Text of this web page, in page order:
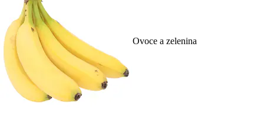
Ovoce a zelenina